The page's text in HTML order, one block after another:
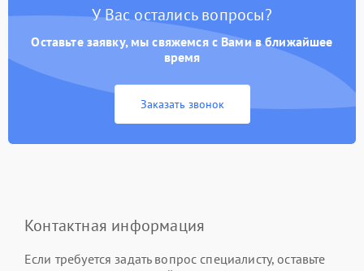
У Вас остались вопросы?
Оставьте заявку, мы свяжемся с Вами в ближайшее
время
Заказать звонок
Контактная информация
Если требуется задать вопрос специалисту, оставьте